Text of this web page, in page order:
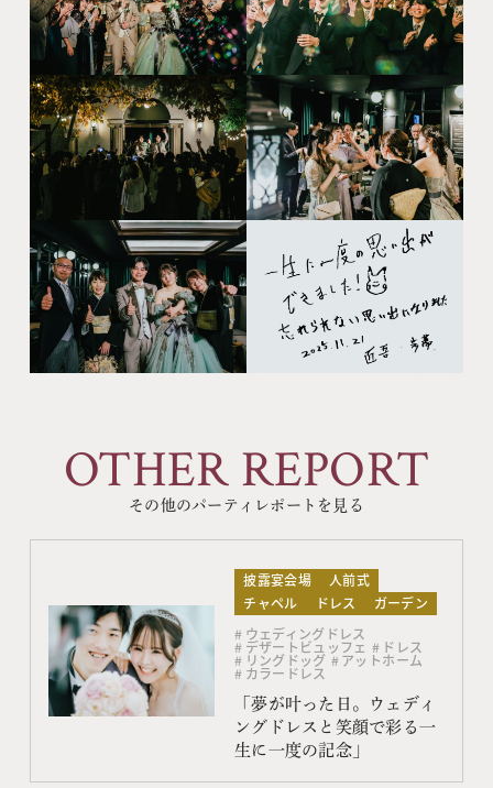
OTHER REPORT
その他のパーティレポートを見る
披露宴会場
人前式
チャペル
ドレス
ガーデン
ウェディングドレス
デザートビュッフェ ドレス
リングドッグ アットホーム
カラードレス
「夢が叶った日。ウェディ
ングドレスと笑顔で彩る一
生に一度の記念」